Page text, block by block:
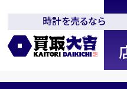
全国2200店舗以上展開中！
吉」
時計を売るなら